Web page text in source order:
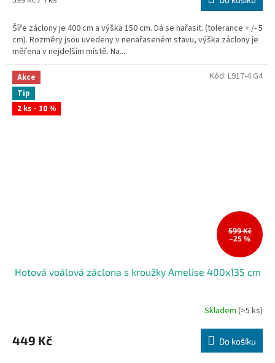
Šíře záclony je 400 cm a výška 150 cm. Dá se nařasit. (tolerance + /- 5
cm). Rozměry jsou uvedeny v nenařaseném stavu, výška záclony je
měřena v nejdelším místě. Na...
Akce
Tip
2 ks - 10 %
599 Kč
–25 %
Hotová voálová záclona s kroužky Amelise 400x135 cm
Skladem (>5 ks)
449 Kč Do košíku
Kód: L917-4 G4